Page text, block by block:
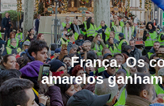
França. Os
amarelos